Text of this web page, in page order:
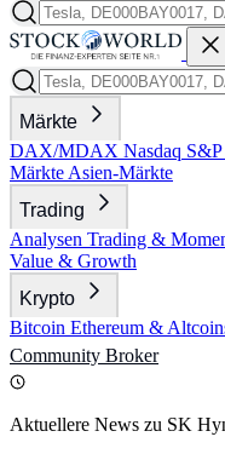
Märkte
DAX/MDAX Nasdaq
Märkte Asien-Märkte
Trading
Analysen Trading &
Value & Growth
Krypto
Bitcoin Ethereum &
Community Broker
Aktuellere News zu SK